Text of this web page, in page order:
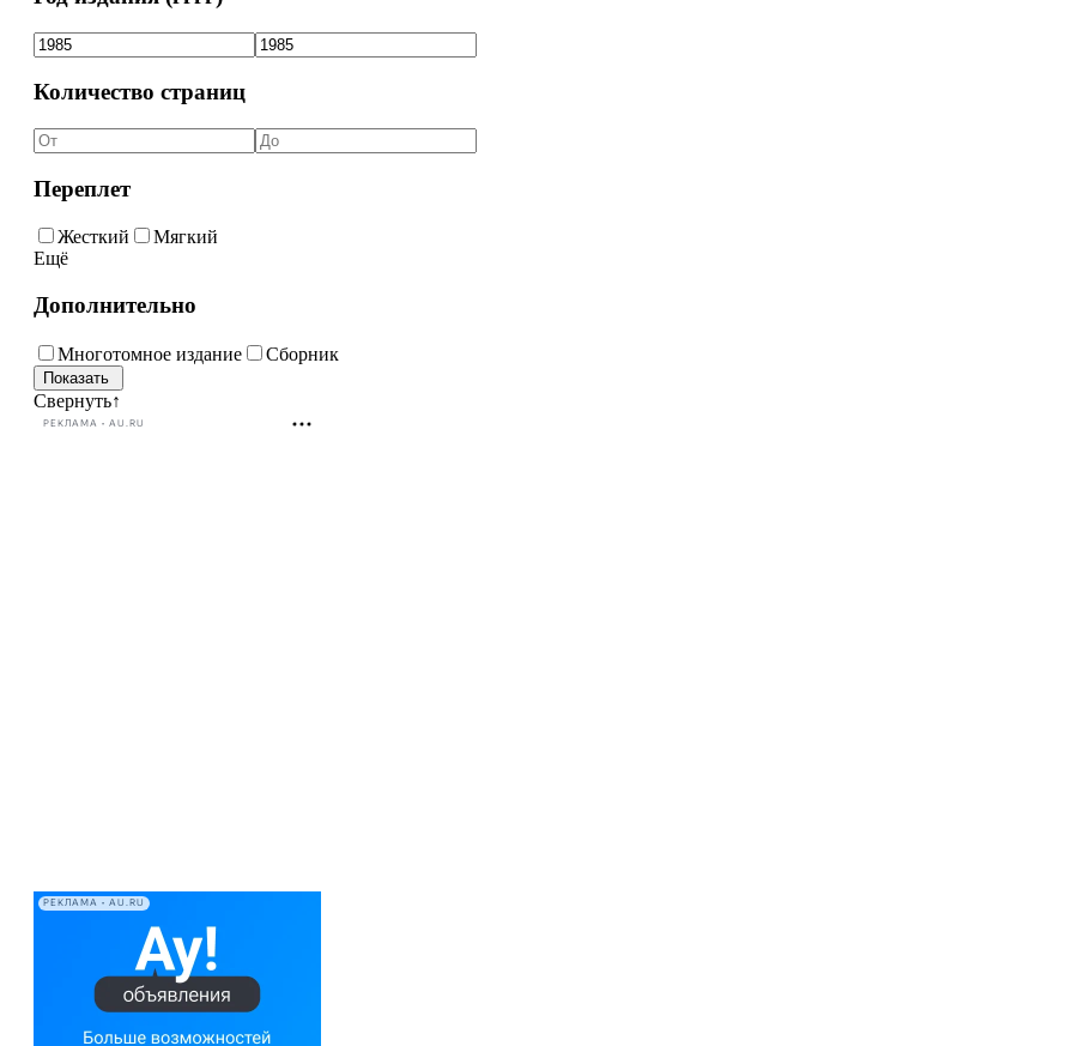
Количество страниц
Переплет
Жесткий
Мягкий
Ещё
Дополнительно
Многотомное издание Сборник
Свернуть↑
РЕКЛАМА • AU.RU
РЕКЛАМА • AU.RU